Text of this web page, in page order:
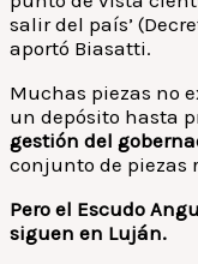
salir del país’
aportó Biasatti.
Muchas piezas no
un depósito hasta
gestión del
conjunto de piezas
Pero el Escudo
siguen en Luján.